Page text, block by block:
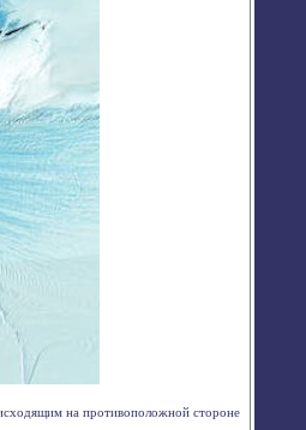
на противоположной стороне